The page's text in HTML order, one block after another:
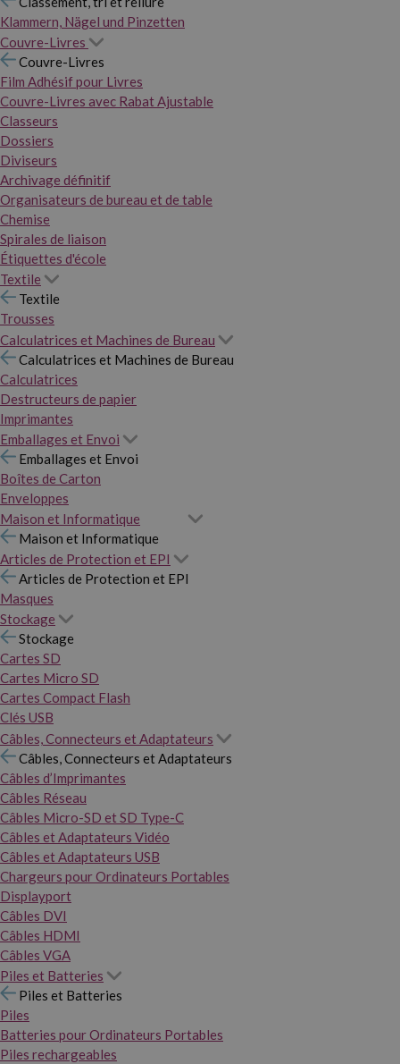
Klammern, Nägel und Pinzetten
Couvre-Livres
Couvre-Livres
Film Adhésif pour Livres
Couvre-Livres avec Rabat Ajustable
Classeurs
Dossiers
Diviseurs
Archivage définitif
Organisateurs de bureau et de table
Chemise
Spirales de liaison
Étiquettes d'école
Textile
Textile
Trousses
Calculatrices et Machines de Bureau
Calculatrices et Machines de Bureau
Calculatrices
Destructeurs de papier
Imprimantes
Emballages et Envoi
Emballages et Envoi
Boîtes de Carton
Enveloppes
Maison et Informatique
Maison et Informatique
Articles de Protection et EPI
Articles de Protection et EPI
Masques
Stockage
Stockage
Cartes SD
Cartes Micro SD
Cartes Compact Flash
Clés USB
Câbles, Connecteurs et Adaptateurs
Câbles, Connecteurs et Adaptateurs
Câbles d’Imprimantes
Câbles Réseau
Câbles Micro-SD et SD Type-C
Câbles et Adaptateurs Vidéo
Câbles et Adaptateurs USB
Chargeurs pour Ordinateurs Portables
Displayport
Câbles DVI
Câbles HDMI
Câbles VGA
Piles et Batteries
Piles et Batteries
Piles
Batteries pour Ordinateurs Portables
Piles rechargeables